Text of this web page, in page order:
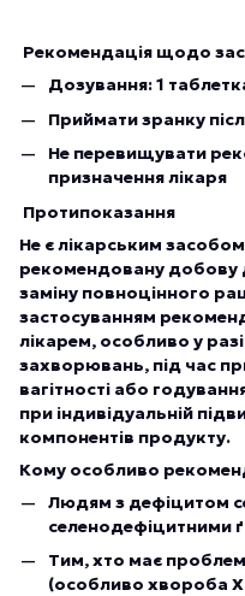
Рекомендація щодо
Дозування: 1
Приймати зранку
Не перевищувати
призначення лікаря
Протипоказання
Не є лікарським
рекомендовану добову
заміну повноцінного
застосуванням
лікарем, особливо у
захворювань, під час
вагітності або
при індивідуальній
компонентів продукту.
Кому особливо
Людям з дефіцитом
селенодефіцитними
Тим, хто має
(особливо хвороба